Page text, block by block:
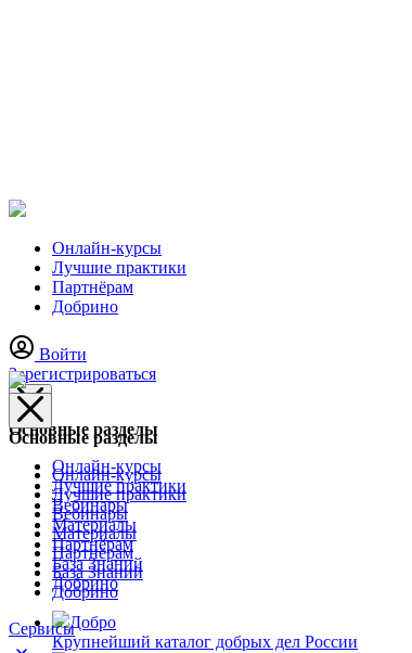
Онлайн-курсы
Лучшие практики
Партнёрам
Добрино
Войти
Зарегистрироваться
Основные разделы
Онлайн-курсы
Лучшие практики
Вебинары
Материалы
Партнёрам
База Знаний
Добрино
Добро
Крупнейший каталог добрых дел России
Основные разделы
Онлайн-курсы
Лучшие практики
Вебинары
Материалы
Партнёрам
База Знаний
Добрино
Сервисы